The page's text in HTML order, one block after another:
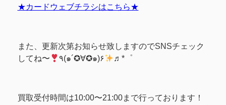
★カードウェブチラシはこちら★
また、更新次第お知らせ致しますのでSNSチェック
してね〜
٩(๑´✪∀✪๑)۶ ♬*゜
買取受付時間は10:00〜21:00まで行っております！